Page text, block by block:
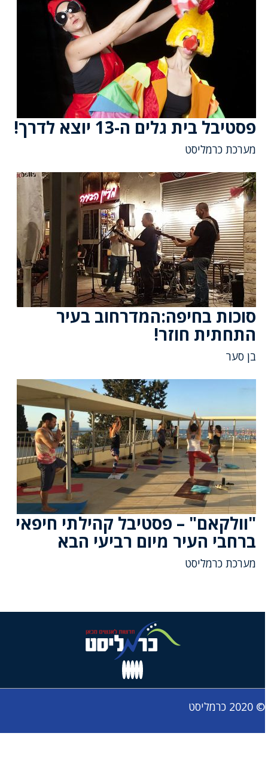
פסטיבל בית גלים ה-13 יוצא לדרך!
מערכת כרמליסט
סוכות בחיפה:המדרחוב בעיר
התחתית חוזר!
בן סער
"וולקאם" – פסטיבל קהילתי חיפאי
ברחבי העיר מיום רביעי הבא
מערכת כרמליסט
© 2020 כרמליסט